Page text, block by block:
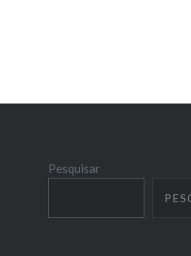
curta da disciplina
diluída, mas o
Pesquisar